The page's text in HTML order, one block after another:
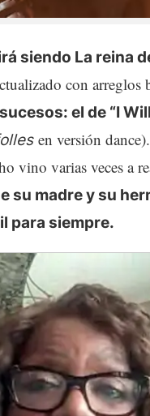
siendo La reina
con
el de “I
en versión
vino varias veces a
su madre y su
para siempre.